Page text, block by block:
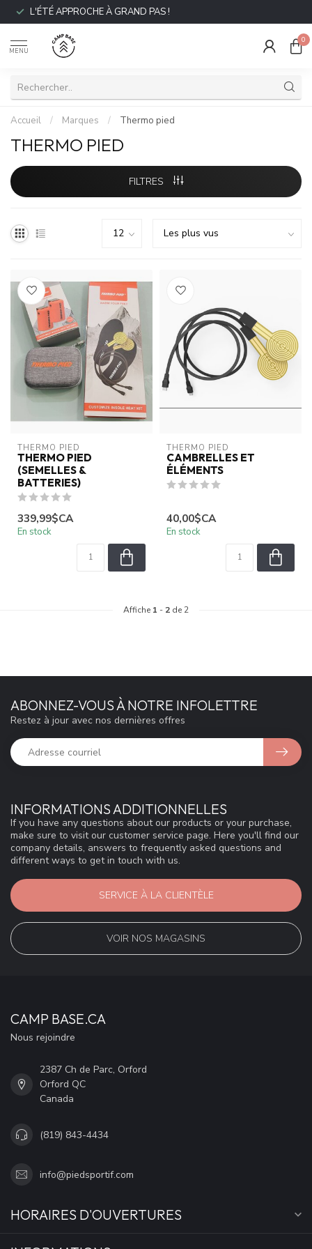
L'ÉTÉ APPROCHE À GRAND PAS !
MENU
0
Accueil / Marques / Thermo pied
THERMO PIED
FILTRES
THERMO PIED
THERMO PIED
(SEMELLES &
BATTERIES)
339,99$CA
En stock
THERMO PIED
CAMBRELLES ET
ÉLÉMENTS
40,00$CA
En stock
Affiche 1 - 2 de 2
INFORMATIONS ADDITIONNELLES
If you have any questions about our products or your purchase,
make sure to visit our customer service page. Here you'll find our
company details, answers to frequently asked questions and
different ways to get in touch with us.
SERVICE À LA CLIENTÈLE
VOIR NOS MAGASINS
ABONNEZ-VOUS À NOTRE INFOLETTRE
Restez à jour avec nos dernières offres
CAMP BASE.CA
Nous rejoindre
2387 Ch de Parc, Orford
Orford QC
Canada
(819) 843-4434
info@piedsportif.com
HORAIRES D'OUVERTURES